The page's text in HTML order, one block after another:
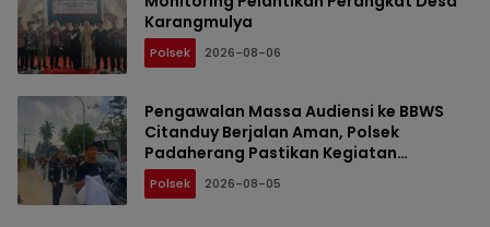
Karangmulya
Polsek 2026-08-06
Pengawalan Massa Audiensi ke BBWS
Citanduy Berjalan Aman, Polsek
Padaherang Pastikan Kegiatan
Berlangsung Kondusif
Polsek 2026-08-05